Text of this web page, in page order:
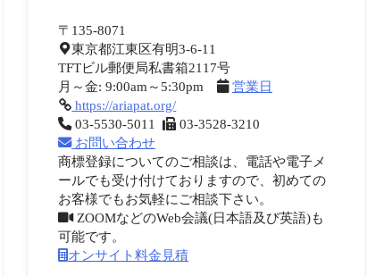
〒135-8071
東京都江東区有明3-6-11
TFTビル郵便局私書箱2117号
月～金: 9:00am～5:30pm
営業日
https://ariapat.org/
03-5530-5011
03-3528-3210
お問い合わせ
商標登録についてのご相談は、電話や電子メ
ールでも受け付けておりますので、初めての
お客様でもお気軽にご相談下さい。
ZOOMなどのWeb会議(日本語及び英語)も
可能です。
オンサイト料金見積